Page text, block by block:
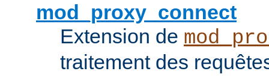
mod_proxy_connect
Extension de
traitement des